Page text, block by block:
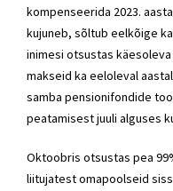
kompenseerida 2023.
kujuneb, sõltub eelkõige
inimesi otsustas
makseid ka eeloleval
samba pensionifondide
peatamisest juuli alguses
Oktoobris otsustas pea
liitujatest omapoolseid